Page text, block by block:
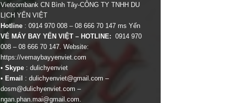
Vietcombank CN Bình Tây-CÔNG TY TNHH DU
LỊCH YẾN VIỆT
Hotline : 0914 970 008 – 08 666 70 147 ms Yến
VÉ MÁY BAY YẾN VIỆT – HOTLINE: 0914 970
008 – 08 666 70 147. Website:
https://vemaybayyenviet.com
• Skype: dulichyenviet
• Email : dulichyenviet@gmail.com –
dosm@dulichyenviet.com –
ngan.phan.mai@gmail.com